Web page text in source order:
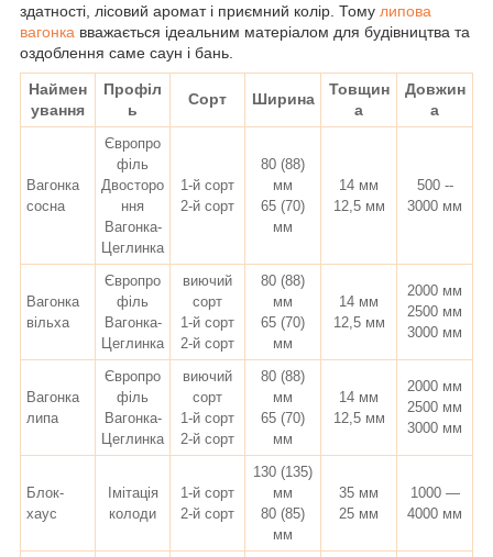
здатності, лісовий аромат і приємний колір. Тому липова
вагонка вважається ідеальним матеріалом для будівництва та
оздоблення саме саун і бань.
Наймен
ування
Профіл
ь
Сорт Ширина
Товщин
а
Довжин
а
Вагонка
сосна
Європро
філь
Двосторо
ння
Вагонка-
Цеглинка
1-й сорт
2-й сорт
80 (88)
мм
65 (70)
мм
14 мм
12,5 мм
500 --
3000 мм
Вагонка
вільха
Європро
філь
Вагонка-
Цеглинка
виючий
сорт
1-й сорт
2-й сорт
80 (88)
мм
65 (70)
мм
14 мм
12,5 мм
2000 мм
2500 мм
3000 мм
Вагонка
липа
Європро
філь
Вагонка-
Цеглинка
виючий
сорт
1-й сорт
2-й сорт
80 (88)
мм
65 (70)
мм
14 мм
12,5 мм
2000 мм
2500 мм
3000 мм
Блок-
хаус
Імітація
колоди
1-й сорт
2-й сорт
130 (135)
мм
80 (85)
мм
35 мм
25 мм
1000 —
4000 мм